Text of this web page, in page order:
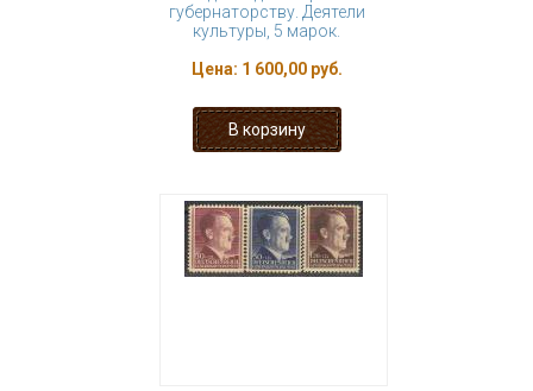
губернаторству. Деятели
культуры, 5 марок.
Цена: 1 600,00 руб.